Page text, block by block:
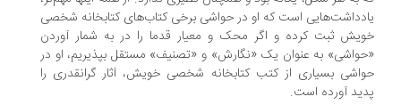
است که او در حواشی برخی کتاب‌های کتابخانه شخصی
ثبت کرده و اگر محک و معیار قدما را در به شمار آوردن
به عنوان یک «نگارش» و «تصنیف» مستقل بپذیریم، او در
بسیاری از کتب کتابخانه شخصی خویش، آثار گرانقدری را
آورده است.